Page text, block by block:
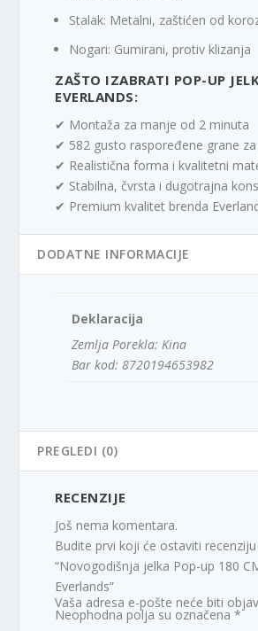
Stalak: Metalni, zaštićen od
Nogari: Gumirani, protiv klizanja
ZAŠTO IZABRATI POP-UP
EVERLANDS:
✔ Montaža za manje od 2 minuta
✔ 582 gusto raspoređene grane za
✔ Realistična forma i kvalitetni
✔ Stabilna, čvrsta i dugotrajna
✔ Premium kvalitet brenda
DODATNE INFORMACIJE
Deklaracija
Zemlja Porekla: Kina
Bar kod: 8720194653982
PREGLEDI (0)
RECENZIJE
Još nema komentara.
Budite prvi koji će ostaviti recenziju
“Novogodišnja jelka Pop-up 180
Everlands”
Vaša adresa e-pošte neće biti
Neophodna polja su označena*